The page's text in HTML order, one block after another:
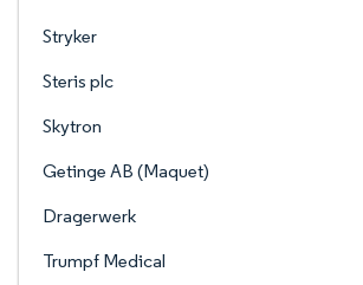
Stryker
Steris plc
Skytron
Getinge AB (Maquet)
Dragerwerk
Trumpf Medical